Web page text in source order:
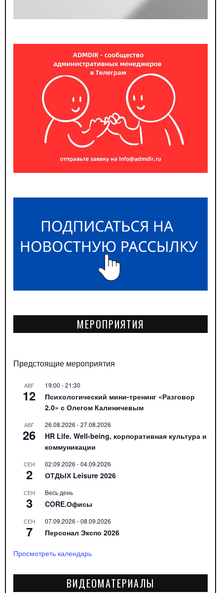
МЕРОПРИЯТИЯ
Предстоящие мероприятия
АВГ
12
19:00 -21:30
Психологический мини-тренинг «Разговор
2.0» с Олегом Калиничевым
АВГ
26
26.08.2026 -27.08.2026
HR Life. Well-being, корпоративная культура и
коммуникации
СЕН
2
02.09.2026 -04.09.2026
ОТДЫХ Leisure 2026
СЕН
3
Весь день
CORE.Офисы
СЕН
7
07.09.2026 -08.09.2026
Персонал Экспо 2026
Просмотреть календарь
ВИДЕОМАТЕРИАЛЫ